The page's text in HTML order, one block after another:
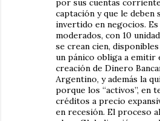
por sus cuentas
captación y que le deben
invertido en negocios. Es
moderados, con 10
se crean cien,
un pánico obliga a emitir
creación de Dinero
Argentino, y además la
porque los “activos”, en
créditos a precio
en recesión. El proceso